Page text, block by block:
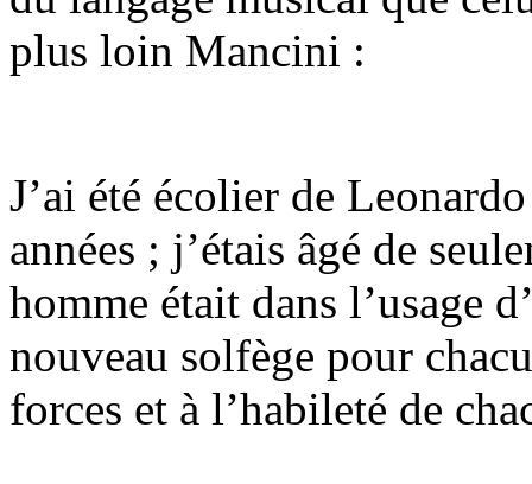
plus loin Mancini :
J’ai été écolier de
années ; j’étais âgé de
homme était dans l’usage
nouveau solfège pour
forces et à l’habileté de